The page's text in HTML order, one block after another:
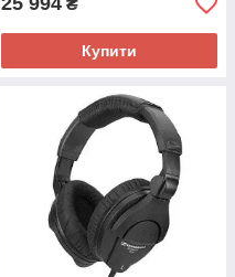
₴
Купити